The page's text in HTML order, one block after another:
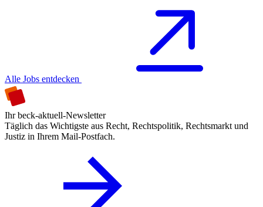
Alle Jobs entdecken
Ihr beck-aktuell-Newsletter
Täglich das Wichtigste aus Recht, Rechtspolitik, Rechtsmarkt und
Justiz in Ihrem Mail-Postfach.